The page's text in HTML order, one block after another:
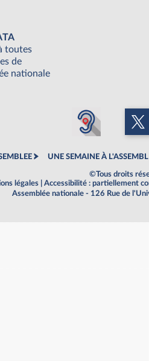
toutes
de
nationale
UNE SEMAINE À
©Tous droits
légales
Accessibilité : partiellement
Assemblée nationale - 126 Rue de